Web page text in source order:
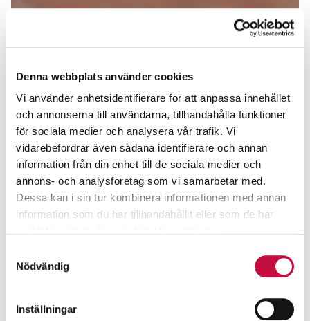
Denna webbplats använder cookies
Vi använder enhetsidentifierare för att anpassa innehållet
och annonserna till användarna, tillhandahålla funktioner
för sociala medier och analysera vår trafik. Vi
vidarebefordrar även sådana identifierare och annan
information från din enhet till de sociala medier och
annons- och analysföretag som vi samarbetar med.
Dessa kan i sin tur kombinera informationen med annan
information som du har tillhandahållit eller som de har
Nödvändig
Inställningar